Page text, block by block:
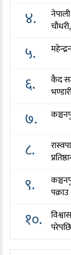
४.
५.
६.
कैद
७.
८.
९.
पक्राउ
१०.